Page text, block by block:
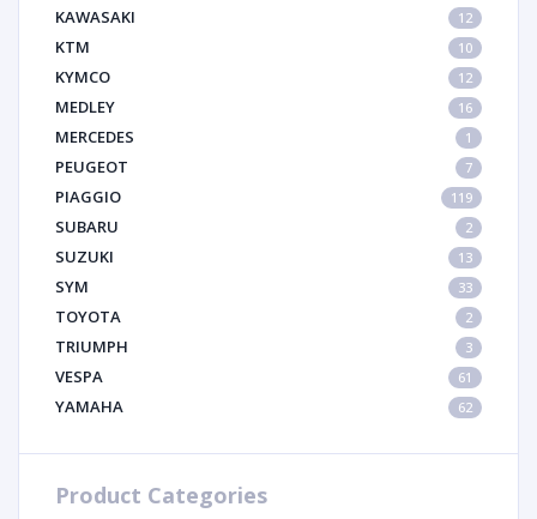
KAWASAKI 12
KTM 10
KYMCO 12
MEDLEY 16
MERCEDES 1
PEUGEOT 7
PIAGGIO 119
SUBARU 2
SUZUKI 13
SYM 33
TOYOTA 2
TRIUMPH 3
VESPA 61
YAMAHA 62
Product Categories